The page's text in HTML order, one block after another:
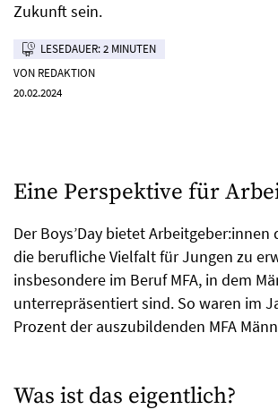
Zukunft sein.
LESEDAUER: 2 MINUTEN
VON REDAKTION
20.02.2024
Eine Perspektive für
Der Boys’Day bietet
die berufliche Vielfalt für Jungen zu
insbesondere im Beruf MFA, in dem
unterrepräsentiert sind. So waren im
Prozent der auszubildenden MFA
Was ist das eigentlich?